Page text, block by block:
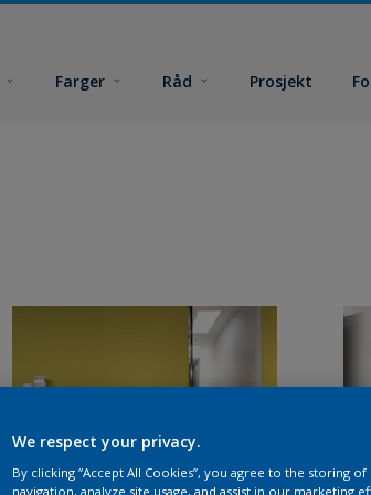
Farger Råd Prosjekt
We respect your privacy.
By clicking “Accept All Cookies”, you agree to the storing
navigation, analyze site usage, and assist in our marketing